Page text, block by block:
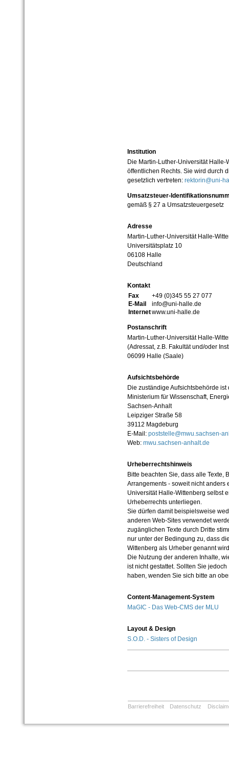
Institution
Die Martin-Luther-Universität
öffentlichen Rechts. Sie wird durch
gesetzlich vertreten: rektorin@uni-
Umsatzsteuer-
gemäß § 27 a Umsatzsteuergesetz
Adresse
Martin-Luther-Universität Halle-
Universitätsplatz 10
06108 Halle
Deutschland
Kontakt
Fax
+49 (0)345 55 27 077
E-Mail
info@uni-halle.de
Internetwww.uni-halle.de
Postanschrift
Martin-Luther-Universität Halle-
(Adressat, z.B. Fakultät und/oder
06099 Halle (Saale)
Aufsichtsbehörde
Die zuständige Aufsichtsbehörde ist
Ministerium für Wissenschaft,
Sachsen-Anhalt
Leipziger Straße 58
39112 Magdeburg
E-Mail: poststelle@mwu.sachsen-
Web: mwu.sachsen-anhalt.de
Urheberrechtshinweis
Bitte beachten Sie, dass alle Texte,
Arrangements - soweit nicht anders
Universität Halle-Wittenberg selbst
Urheberrechts unterliegen.
Sie dürfen damit beispielsweise
anderen Web-Sites verwendet
zugänglichen Texte durch Dritte
nur unter der Bedingung zu, dass
Wittenberg als Urheber genannt
Die Nutzung der anderen Inhalte,
ist nicht gestattet. Sollten Sie
haben, wenden Sie sich bitte an
Content-Management-System
MaGIC - Das Web-CMS der MLU
Layout & Design
S.O.D. - Sisters of Design
Barrierefreiheit Datenschutz